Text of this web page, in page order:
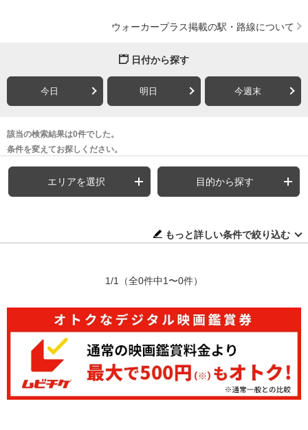
ウォーカープラス掲載の駅・路線について
日付から探す
今日 明日 今週末
該当の検索結果は0件でした。
条件を変えてお探しください。
エリアを選択 目的から探す
もっと詳しい条件で絞り込む
1/1 （全0件中1〜0件）